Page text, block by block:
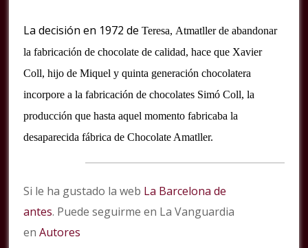
La decisión en 1972 deTeresa, Atmatller de abandonar
la fabricación de chocolate de calidad, hace que Xavier
Coll, hijo de Miquel y quinta generación chocolatera
incorpore a la fabricación de chocolates Simó Coll, la
producción que hasta aquel momento fabricaba la
desaparecida fábrica de Chocolate Amatller.
Si le ha gustado la web La Barcelona de
antes. Puede seguirme en La Vanguardia
enAutores